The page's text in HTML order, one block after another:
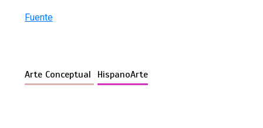
Fuente
Arte Conceptual HispanoArte